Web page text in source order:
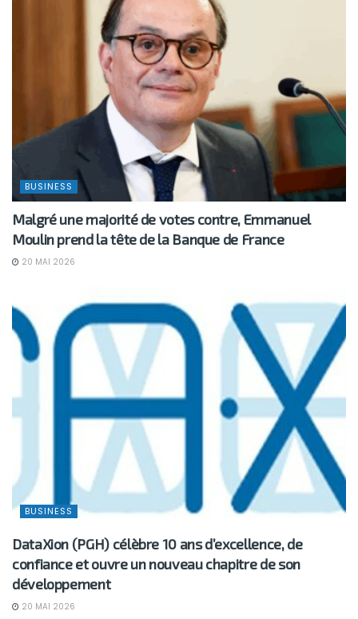
BUSINESS
Malgré une majorité de votes contre, Emmanuel
Moulin prend la tête de la Banque de France
20 MAI 2026
BUSINESS
DataXion (PGH) célèbre 10 ans d’excellence, de
confiance et ouvre un nouveau chapitre de son
développement
20 MAI 2026